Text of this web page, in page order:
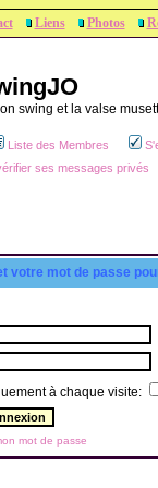
Liens Photos
swing et la valse
Liste des Membres
ses messages privés
votre mot de passe
à chaque visite:
mot de passe